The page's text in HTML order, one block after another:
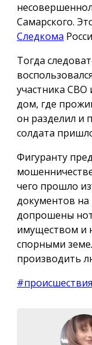
Самарского.
Следкома
Тогда
участника СВО
дом, где
он разделил и
солдата
Фигуранту
чего прошло
документов
допрошены
имуществом и
спорными
производить
#происшествия